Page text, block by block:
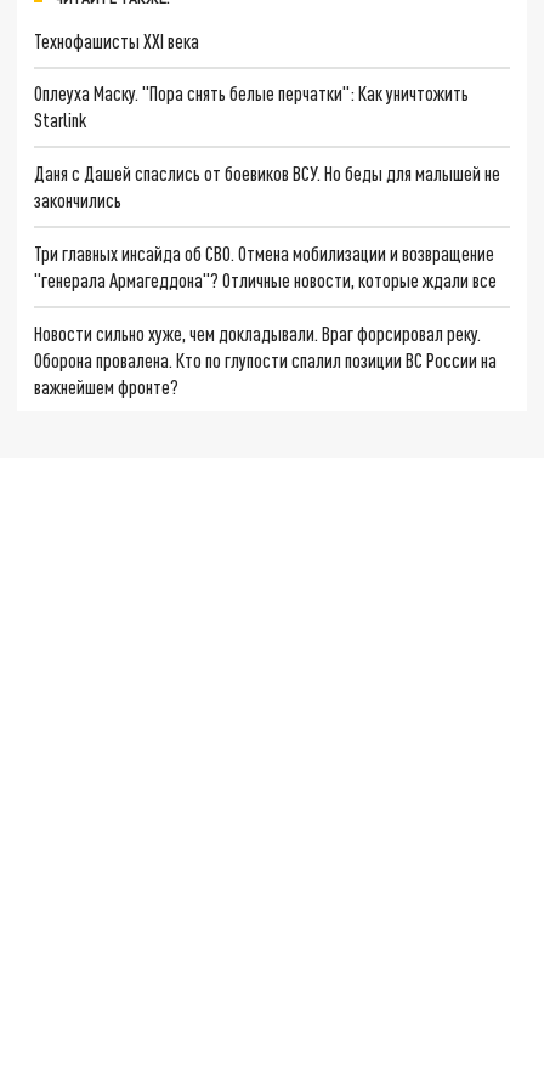
Технофашисты XXI века
Оплеуха Маску. "Пора снять белые перчатки": Как уничтожить
Starlink
Даня с Дашей спаслись от боевиков ВСУ. Но беды для малышей не
закончились
Три главных инсайда об СВО. Отмена мобилизации и возвращение
"генерала Армагеддона"? Отличные новости, которые ждали все
Новости сильно хуже, чем докладывали. Враг форсировал реку.
Оборона провалена. Кто по глупости спалил позиции ВС России на
важнейшем фронте?